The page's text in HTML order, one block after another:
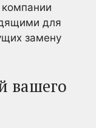
для
замену
вашего